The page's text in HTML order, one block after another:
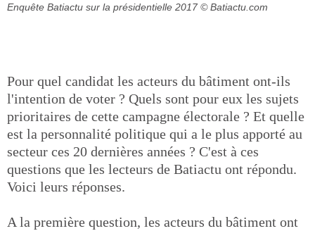
Enquête Batiactu sur la présidentielle 2017 © Batiactu.com
Pour quel candidat les acteurs du bâtiment ont-ils
l'intention de voter ? Quels sont pour eux les sujets
prioritaires de cette campagne électorale ? Et quelle
est la personnalité politique qui a le plus apporté au
secteur ces 20 dernières années ? C'est à ces
questions que les lecteurs de Batiactu ont répondu.
Voici leurs réponses.
A la première question, les acteurs du bâtiment ont